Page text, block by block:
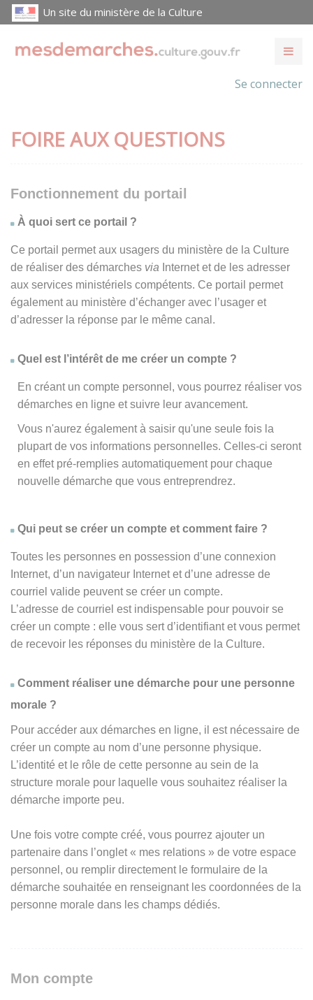
Un site du ministère de la Culture
Se connecter
FOIRE AUX QUESTIONS
Fonctionnement du portail
À quoi sert ce portail ?
Ce portail permet aux usagers du ministère de la Culture
de réaliser des démarches via Internet et de les adresser
aux services ministériels compétents. Ce portail permet
également au ministère d’échanger avec l’usager et
d’adresser la réponse par le même canal.
Quel est l’intérêt de me créer un compte ?
En créant un compte personnel, vous pourrez réaliser vos
démarches en ligne et suivre leur avancement.
Vous n'aurez également à saisir qu'une seule fois la
plupart de vos informations personnelles. Celles-ci seront
en effet pré-remplies automatiquement pour chaque
nouvelle démarche que vous entreprendrez.
Qui peut se créer un compte et comment faire ?
Toutes les personnes en possession d’une connexion
Internet, d’un navigateur Internet et d’une adresse de
courriel valide peuvent se créer un compte.
L’adresse de courriel est indispensable pour pouvoir se
créer un compte : elle vous sert d’identifiant et vous permet
de recevoir les réponses du ministère de la Culture.
Comment réaliser une démarche pour une personne
morale ?
Pour accéder aux démarches en ligne, il est nécessaire de
créer un compte au nom d’une personne physique.
L’identité et le rôle de cette personne au sein de la
structure morale pour laquelle vous souhaitez réaliser la
démarche importe peu.
Une fois votre compte créé, vous pourrez ajouter un
partenaire dans l’onglet « mes relations » de votre espace
personnel, ou remplir directement le formulaire de la
démarche souhaitée en renseignant les coordonnées de la
personne morale dans les champs dédiés.
Mon compte